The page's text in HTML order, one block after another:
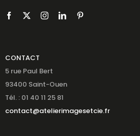
CONTACT
5 rue Paul Bert
93400 Saint-Ouen
Tél. : 01 40 11 25 81
contact@atelierimagesetcie.fr